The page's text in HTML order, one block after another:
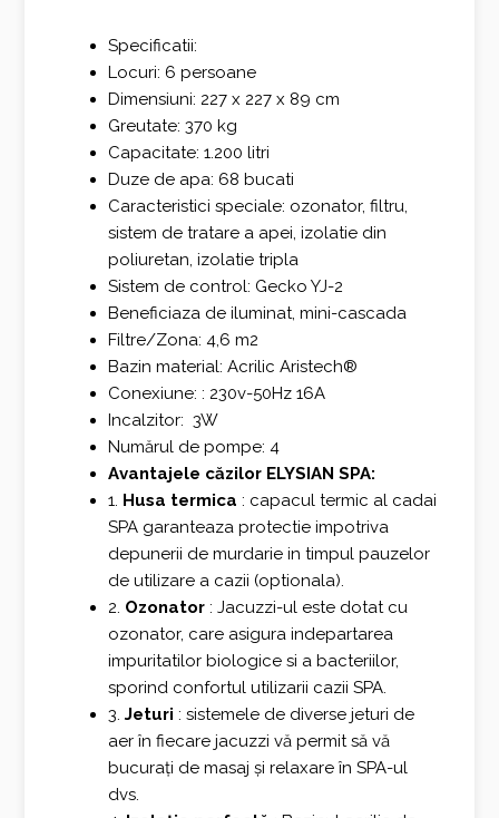
Specificatii:
Locuri: 6 persoane
Dimensiuni: 227 x 227 x 89 cm
Greutate: 370 kg
Capacitate: 1.200 litri
Duze de apa: 68 bucati
Caracteristici speciale: ozonator, filtru,
sistem de tratare a apei, izolatie din
poliuretan, izolatie tripla
Sistem de control: Gecko YJ-2
Beneficiaza de iluminat, mini-cascada
Filtre/Zona: 4,6 m2
Bazin material: Acrilic Aristech®
Conexiune: : 230v-50Hz 16A
Incalzitor: 3W
Numărul de pompe: 4
Avantajele căzilor ELYSIAN SPA:
1. Husa termica : capacul termic al cadai
SPA garanteaza protectie impotriva
depunerii de murdarie in timpul pauzelor
de utilizare a cazii (optionala).
2. Ozonator : Jacuzzi-ul este dotat cu
ozonator, care asigura indepartarea
impuritatilor biologice si a bacteriilor,
sporind confortul utilizarii cazii SPA.
3.Jeturi : sistemele de diverse jeturi de
aer în fiecare jacuzzi vă permit să vă
bucurați de masaj și relaxare în SPA-ul
dvs.